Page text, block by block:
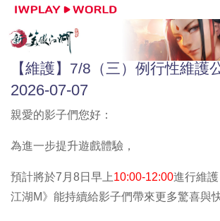
【維護】7/8（三）例行性維護
2026-07-07
親愛的影子們您好：
為進一步提升遊戲體驗，
預計將於7月8日 早上10:00-12:00進行維
江湖M》能持續給影子們帶來更多驚喜與快